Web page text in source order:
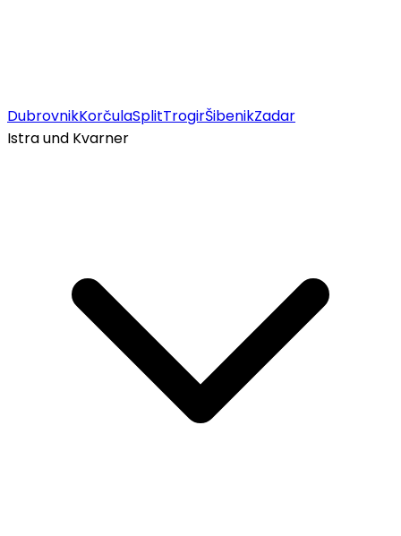
DubrovnikKorčulaSplitTrogirŠibenikZadar
Istra und Kvarner